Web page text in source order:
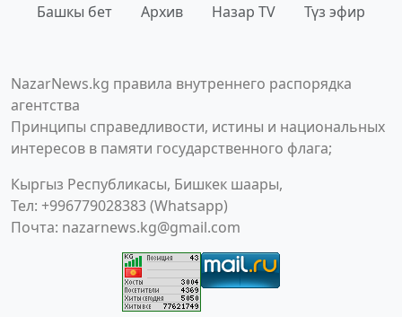
Башкы бет Архив Назар TV Түз эфир
NazarNews.kg правила внутреннего распорядка
агентства
Принципы справедливости, истины и национальных
интересов в памяти государственного флага;
Кыргыз Республикасы, Бишкек шаары,
Тел: +996779028383 (Whatsapp)
Почта: nazarnews.kg@gmail.com